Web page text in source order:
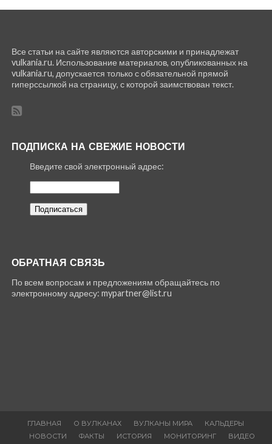
Все статьи на сайте являются авторскими и принадлежат
vulkania.ru. Использование материалов, опубликованных на
vulkania.ru, допускается только с обязательной прямой
гиперссылкой на страницу, с которой заимствован текст.
ПОДПИСКА НА СВЕЖИЕ НОВОСТИ
Введите свой электронный адрес:
ОБРАТНАЯ СВЯЗЬ
По всем вопросам и предложениям обращайтесь по
электронному адресу: mypartner@list.ru
ГЛАВНАЯ О ВУЛКАНАХ ВУЛКАНЫ МИРА
КАЛЬДЕРЫ
НОВОСТИ
ФАКТЫ ИСТОРИЯ МОНИТОРИНГ ВИДЕО